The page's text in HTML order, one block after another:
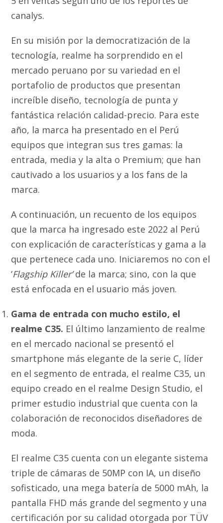
canalys.
En su misión por la democratización de la
tecnología, realme ha sorprendido en el
mercado peruano por su variedad en el
portafolio de productos que presentan
increíble diseño, tecnología de punta y
fantástica relación calidad-precio. Para este
año, la marca ha presentado en el Perú
equipos que integran sus tres gamas: la
entrada, media y la alta o Premium; que han
cautivado a los usuarios y a los fans de la
marca.
A continuación, un recuento de los equipos
que la marca ha ingresado este 2022 al Perú
con explicación de características y gama a la
que pertenece cada uno. Iniciaremos no con el
‘Flagship Killer’de la marca; sino, con la que
está enfocada en el usuario más joven.
Gama de entrada con mucho estilo, el
realme C35. El último lanzamiento de realme
en el mercado nacional se presentó el
smartphone más elegante de la serie C, líder
en el segmento de entrada, el realme C35, un
equipo creado en el realme Design Studio, el
primer estudio industrial que cuenta con la
colaboración de reconocidos diseñadores de
moda.
El realme C35 cuenta con un elegante sistema
triple de cámaras de 50MP con IA, un diseño
sofisticado, una mega batería de 5000 mAh, la
pantalla FHD más grande del segmento y una
certificación por su calidad otorgada por TÜV